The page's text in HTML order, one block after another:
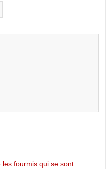
fourmis qui se sont